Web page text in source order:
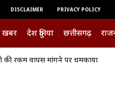
DISCLAIMER PRIVACY POLICY
खबर देश दुनिया छत्तीसगढ़
रकम वापस मांगने पर धमकाया
आवासों के किराये के विरोध में किया गया